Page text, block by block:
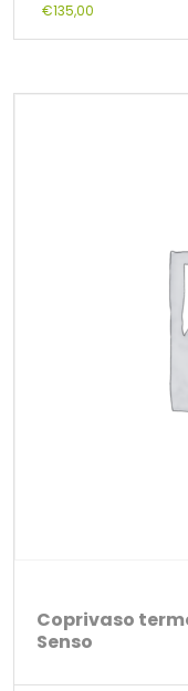
€135,00
Coprivaso
Senso